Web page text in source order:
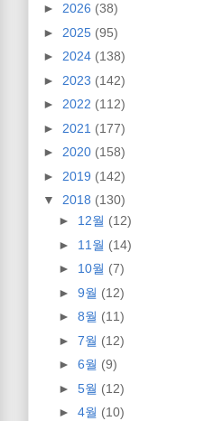
► 2026 (38)
► 2025 (95)
► 2024 (138)
► 2023 (142)
► 2022 (112)
► 2021 (177)
► 2020 (158)
► 2019 (142)
▼ 2018 (130)
► 12월 (12)
► 11월 (14)
► 10월 (7)
► 9월 (12)
► 8월 (11)
► 7월 (12)
► 6월 (9)
► 5월 (12)
► 4월 (10)